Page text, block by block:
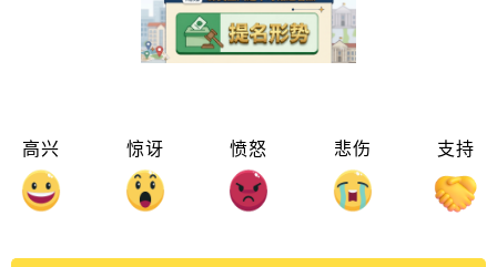
高兴 惊讶 愤怒 悲伤 支持